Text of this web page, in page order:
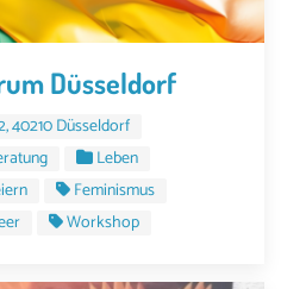
Düsseldorf
40210 Düsseldorf
Leben
Feminismus
Workshop